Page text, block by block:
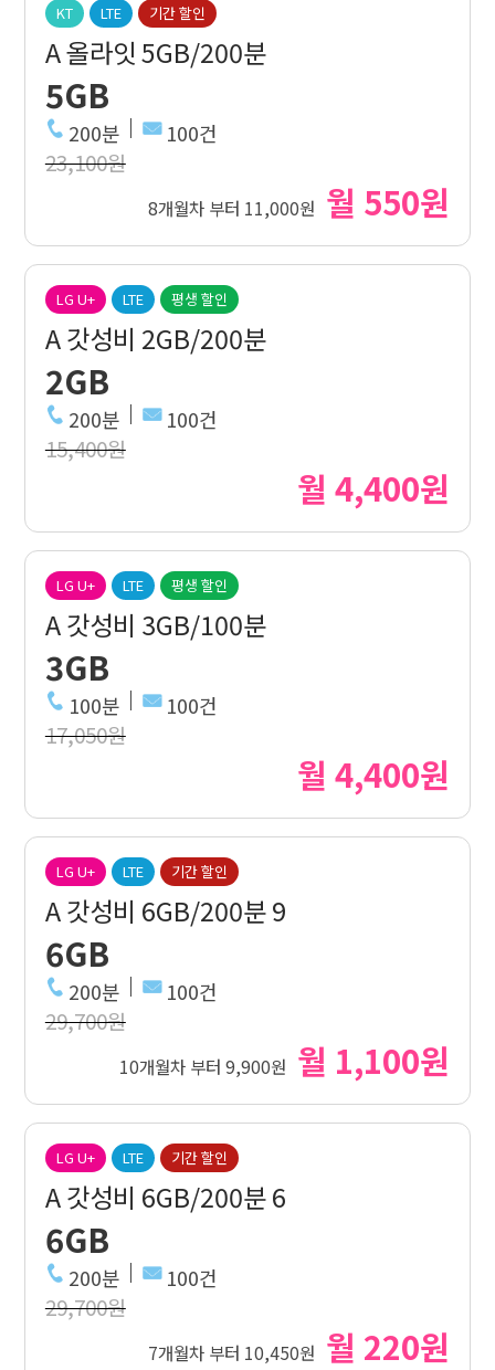
KT LTE 기간 할인
A 올라잇 5GB/200분
5GB
200분 100건
23,100원
8개월차 부터 11,000원 월 550원
LG U+ LTE 평생 할인
A 갓성비 2GB/200분
2GB
200분 100건
15,400원
월 4,400원
LG U+ LTE 평생 할인
A 갓성비 3GB/100분
3GB
100분 100건
17,050원
월 4,400원
LG U+ LTE 기간 할인
A 갓성비 6GB/200분 9
6GB
200분 100건
29,700원
10개월차 부터 9,900원 월 1,100원
LG U+ LTE 기간 할인
A 갓성비 6GB/200분 6
6GB
200분 100건
29,700원
7개월차 부터 10,450원 월 220원